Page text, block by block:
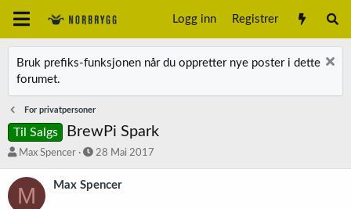
Logg inn Registrer
Bruk prefiks-funksjonen når du oppretter nye poster i dette
forumet.
For privatpersoner
Til Salgs BrewPi Spark
T
å
d
Max Spencer
S
a
28 Mai 2017
M Max Spencer